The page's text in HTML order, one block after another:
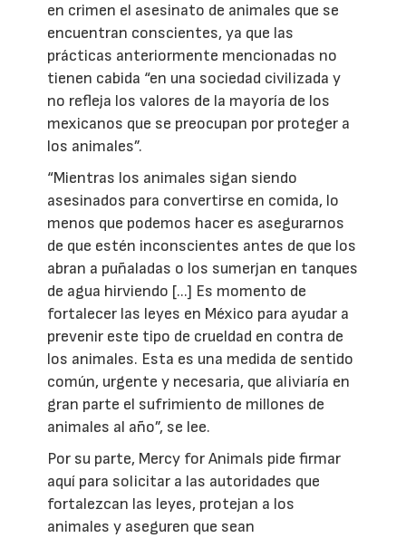
en crimen el asesinato de animales que se
encuentran conscientes, ya que las
prácticas anteriormente mencionadas no
tienen cabida “en una sociedad civilizada y
no refleja los valores de la mayoría de los
mexicanos que se preocupan por proteger a
los animales”.
“Mientras los animales sigan siendo
asesinados para convertirse en comida, lo
menos que podemos hacer es asegurarnos
de que estén inconscientes antes de que los
abran a puñaladas o los sumerjan en tanques
de agua hirviendo [...] Es momento de
fortalecer las leyes en México para ayudar a
prevenir este tipo de crueldad en contra de
los animales. Esta es una medida de sentido
común, urgente y necesaria, que aliviaría en
gran parte el sufrimiento de millones de
animales al año”, se lee.
Por su parte, Mercy for Animals pide firmar
aquí para solicitar a las autoridades que
fortalezcan las leyes, protejan a los
animales y aseguren que sean